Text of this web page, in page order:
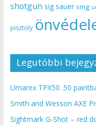
shotgun sig sauer smg
pisztoly
Legutóbbi
Umarex TPX50 .50
Smith and Wesson AXE
Sightmark G-Shot – red